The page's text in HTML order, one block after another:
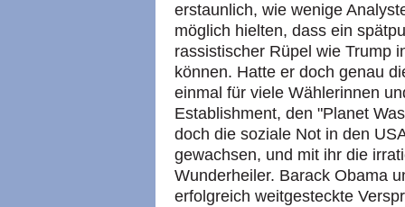
erstaunlich, wie wenige
möglich hielten, dass ein
rassistischer Rüpel wie Trump
können. Hatte er doch genau
einmal für viele Wählerinnen
Establishment, den "Planet
doch die soziale Not in den
gewachsen, und mit ihr die
Wunderheiler. Barack Obama
erfolgreich weitgesteckte